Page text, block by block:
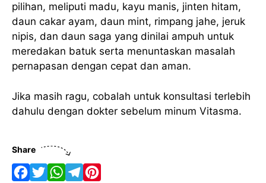
pilihan, meliputi madu, kayu manis, jinten hitam,
daun cakar ayam, daun mint, rimpang jahe, jeruk
nipis, dan daun saga yang dinilai ampuh untuk
meredakan batuk serta menuntaskan masalah
pernapasan dengan cepat dan aman.
Jika masih ragu, cobalah untuk konsultasi terlebih
dahulu dengan dokter sebelum minum Vitasma.
Share